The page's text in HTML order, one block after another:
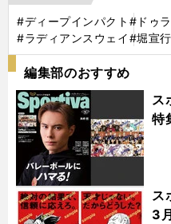
#ディープインパクト #ドゥ
#ラディアンスウェイ#堀宣行
編集部のおすすめ
ス
特
ス
3